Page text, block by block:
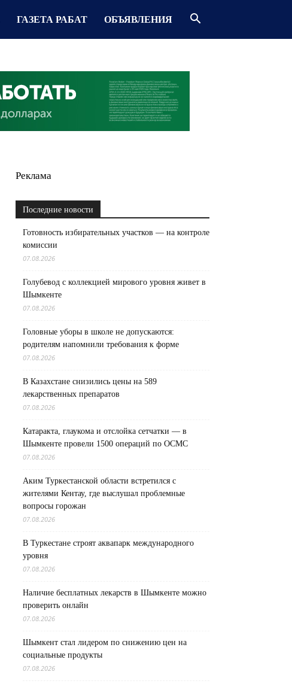
ГАЗЕТА РАБАТ ОБЪЯВЛЕНИЯ
Реклама
Последние новости
Готовность избирательных участков — на контроле
комиссии
07.08.2026
Голубевод с коллекцией мирового уровня живет в
Шымкенте
07.08.2026
Головные уборы в школе не допускаются:
родителям напомнили требования к форме
07.08.2026
В Казахстане снизились цены на 589
лекарственных препаратов
07.08.2026
Катаракта, глаукома и отслойка сетчатки — в
Шымкенте провели 1500 операций по ОСМС
07.08.2026
Аким Туркестанской области встретился с
жителями Кентау, где выслушал проблемные
вопросы горожан
07.08.2026
В Туркестане строят аквапарк международного
уровня
07.08.2026
Наличие бесплатных лекарств в Шымкенте можно
проверить онлайн
07.08.2026
Шымкент стал лидером по снижению цен на
социальные продукты
07.08.2026